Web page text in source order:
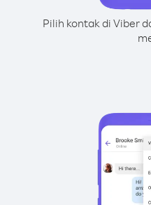
Pilih kontak di Viber